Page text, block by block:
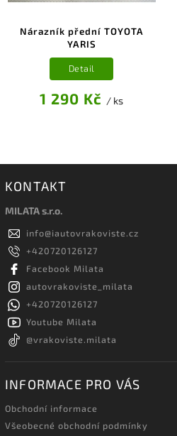
Nárazník přední TOYOTA
YARIS
1 290 Kč / ks
Detail
KONTAKT
MILATA s.r.o.
info@iautovrakoviste.cz
+420720126127
Facebook Milata
autovrakoviste_milata
+420720126127
Youtube Milata
@vrakoviste.milata
INFORMACE PRO VÁS
Obchodní informace
Všeobecné obchodní podmínky